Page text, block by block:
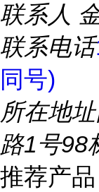
联系人
联系电话
同号)
所在地址
路1号98
推荐产品